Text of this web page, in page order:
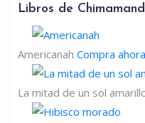
Libros de
Americanah Compra ahora
La mitad de un sol